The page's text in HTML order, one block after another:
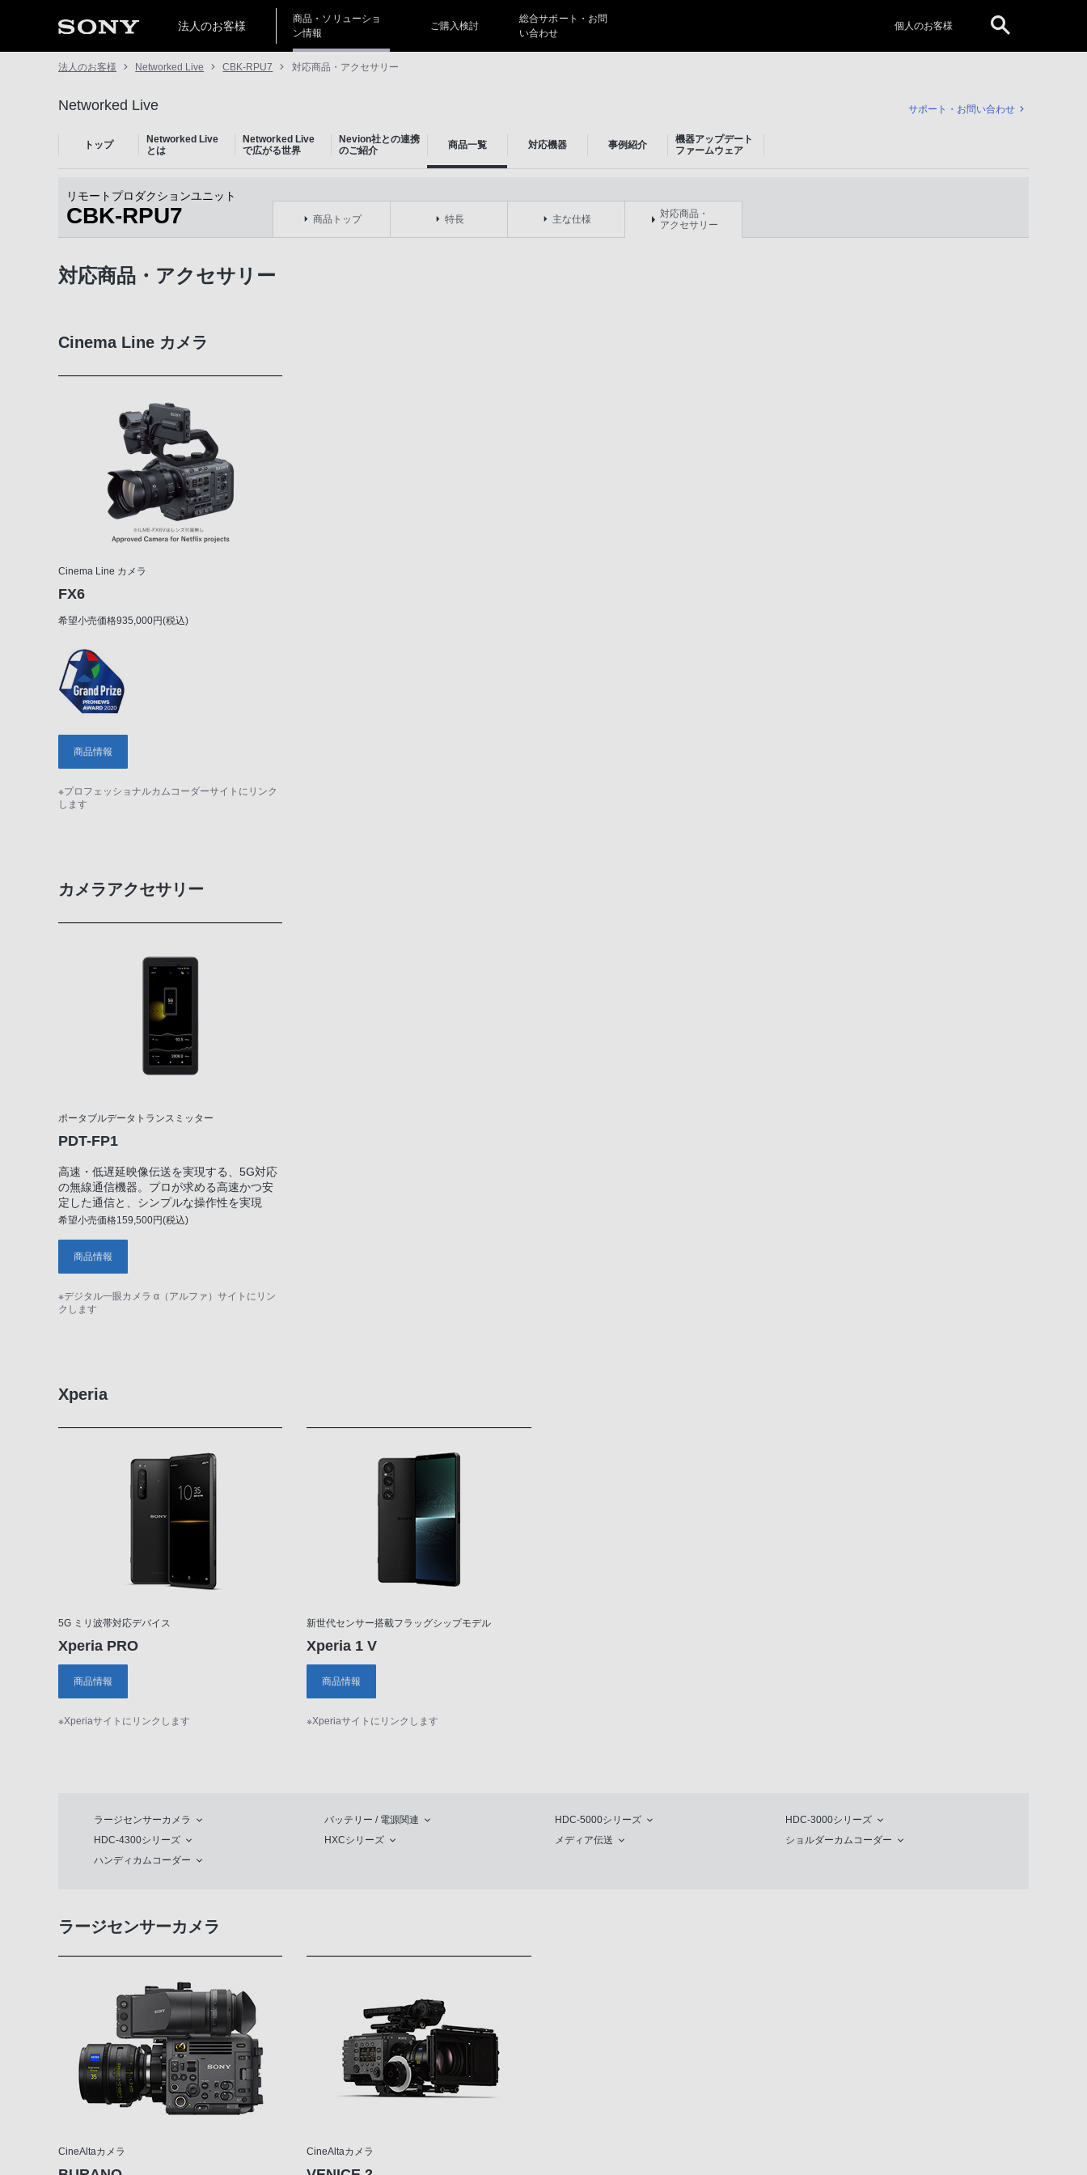
法人のお客様
商品・ソリューショ
ン情報
ご購入検討
総合サポート・お問
い合わせ
個人のお客様
法人のお客様 Networked Live CBK-RPU7 対応商品・アクセサリー
Networked Live サポート・お問い合わせ
トップ
Networked Live
とは
Networked Live
で広がる世界
Nevion社との連携
のご紹介
商品一覧 対応機器 事例紹介
機器アップデート
ファームウェア
リモートプロダクションユニット
CBK-RPU7 商品トップ 特長 主な仕様
対応商品・
アクセサリー
対応商品・アクセサリー
Cinema Line カメラ
Cinema Line カメラ
FX6
希望小売価格935,000円(税込)
商品情報
※プロフェッショナルカムコーダーサイトにリンク
します
カメラアクセサリー
ポータブルデータトランスミッター
PDT-FP1
高速・低遅延映像伝送を実現する、5G対応
の無線通信機器。プロが求める高速かつ安
定した通信と、シンプルな操作性を実現
希望小売価格159,500円(税込)
商品情報
※デジタル一眼カメラ α（アルファ）サイトにリン
クします
Xperia
5G ミリ波帯対応デバイス
Xperia PRO
商品情報
※Xperiaサイトにリンクします
新世代センサー搭載フラッグシップモデル
Xperia 1 V
商品情報
※Xperiaサイトにリンクします
ラージセンサーカメラ バッテリー / 電源関連 HDC-5000シリーズ
HDC-3000シリーズ
HDC-4300シリーズ
HXCシリーズ メディア伝送
ショルダーカムコーダー
ハンディカムコーダー
ラージセンサーカメラ
CineAltaカメラ CineAltaカメラ